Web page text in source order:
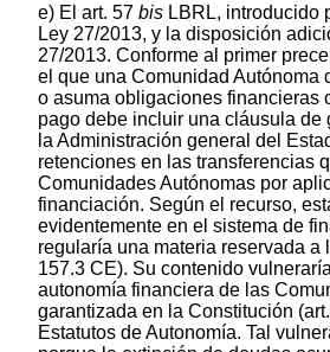
e) El art. 57 bis LBRL, introducido
Ley 27/2013, y la disposición
27/2013. Conforme al primer
el que una Comunidad Autónoma
o asuma obligaciones financieras
pago debe incluir una cláusula de
la Administración general del
retenciones en las transferencias
Comunidades Autónomas por
financiación. Según el recurso,
evidentemente en el sistema de
regularía una materia reservada a
157.3 CE). Su contenido
autonomía financiera de las
garantizada en la Constitución
Estatutos de Autonomía. Tal